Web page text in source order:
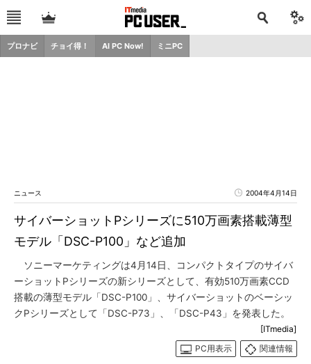
プロナビ チョイ得！ AI PC Now! ミニPC
ニュース 2004年4月14日
サイバーショットPシリーズに510万画素搭載薄型
モデル「DSC-P100」など追加
ソニーマーケティングは4月14日、コンパクトタイプのサイバ
ーショットPシリーズの新シリーズとして、有効510万画素CCD
搭載の薄型モデル「DSC-P100」、サイバーショットのベーシッ
クPシリーズとして「DSC-P73」、「DSC-P43」を発表した。
[ITmedia]
PC用表示
関連情報